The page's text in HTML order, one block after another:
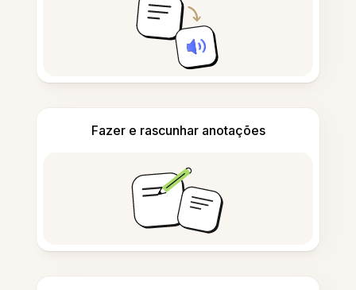
Fazer e rascunhar anotações